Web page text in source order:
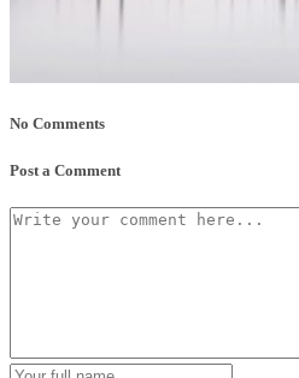
No Comments
Post a Comment